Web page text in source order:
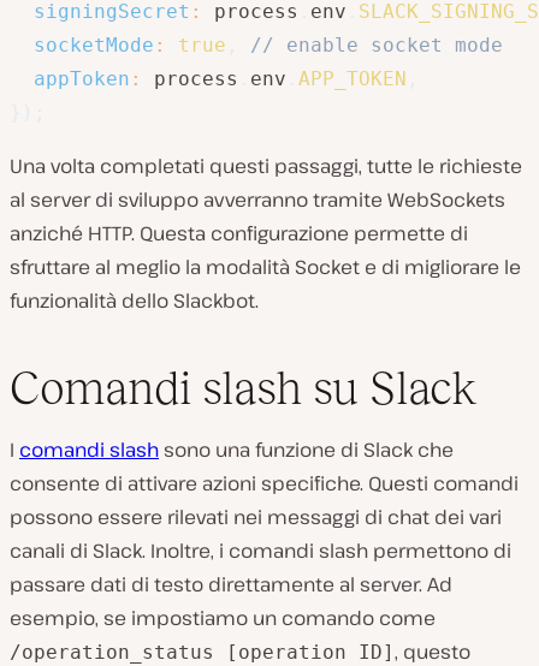
signingSecret : process env
socketMode : true
// enable socket mode
appToken : process env APP_TOKEN
Una volta completati questi passaggi, tutte le richieste
al server di sviluppo avverranno tramite WebSockets
anziché HTTP. Questa configurazione permette di
sfruttare al meglio la modalità Socket e di migliorare le
funzionalità dello Slackbot.
Comandi slash su Slack
I comandi slash sono una funzione di Slack che
consente di attivare azioni specifiche. Questi comandi
possono essere rilevati nei messaggi di chat dei vari
canali di Slack. Inoltre, i comandi slash permettono di
passare dati di testo direttamente al server. Ad
esempio, se impostiamo un comando come
/operation_status [operation ID] , questo